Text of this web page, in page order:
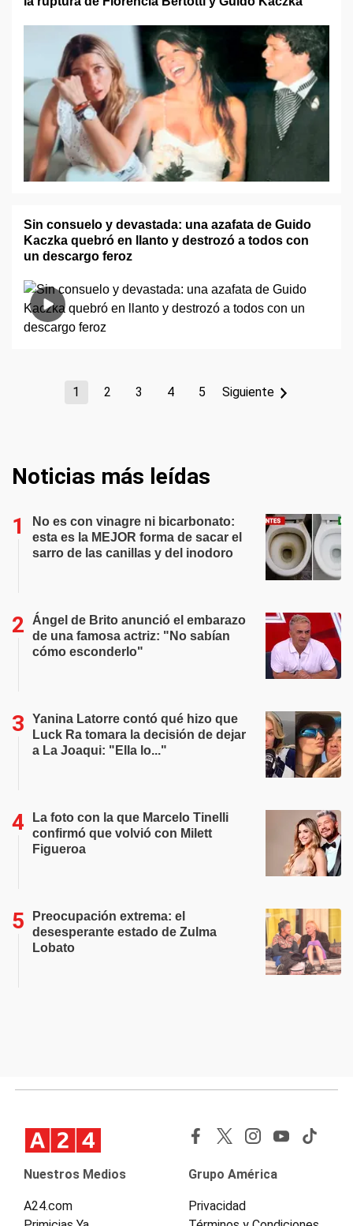
Sin consuelo y devastada: una azafata de Guido
Kaczka quebró en llanto y destrozó a todos con
un descargo feroz
1 2 3 4 5 Siguiente
Noticias más leídas
No es con vinagre ni bicarbonato:
esta es la MEJOR forma de sacar el
sarro de las canillas y del inodoro
Ángel de Brito anunció el embarazo
de una famosa actriz: "No sabían
cómo esconderlo"
Yanina Latorre contó qué hizo que
Luck Ra tomara la decisión de dejar
a La Joaqui: "Ella lo..."
La foto con la que Marcelo Tinelli
confirmó que volvió con Milett
Figueroa
Preocupación extrema: el
desesperante estado de Zulma
Lobato
Nuestros Medios
A24.com
Grupo América
Privacidad